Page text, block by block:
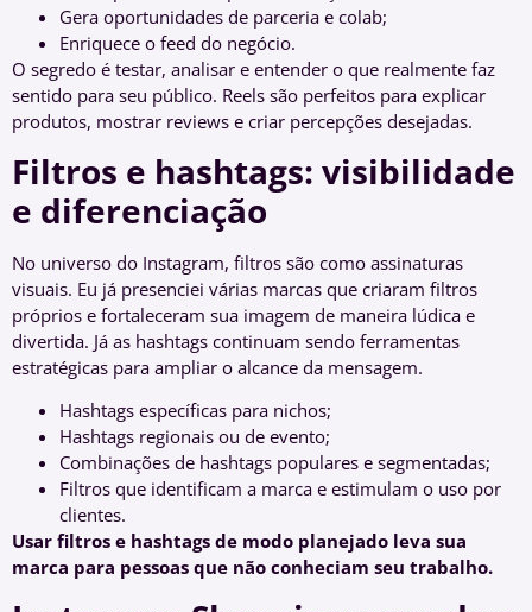
Gera oportunidades de parceria e colab;
Enriquece o feed do negócio.
O segredo é testar, analisar e entender o que realmente faz
sentido para seu público. Reels são perfeitos para explicar
produtos, mostrar reviews e criar percepções desejadas.
Filtros e hashtags: visibilidade
e diferenciação
No universo do Instagram, filtros são como assinaturas
visuais. Eu já presenciei várias marcas que criaram filtros
próprios e fortaleceram sua imagem de maneira lúdica e
divertida. Já as hashtags continuam sendo ferramentas
estratégicas para ampliar o alcance da mensagem.
Hashtags específicas para nichos;
Hashtags regionais ou de evento;
Combinações de hashtags populares e segmentadas;
Filtros que identificam a marca e estimulam o uso por
clientes.
Usar filtros e hashtags de modo planejado leva sua
marca para pessoas que não conheciam seu trabalho.